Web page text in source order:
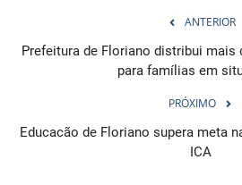
ANTERIOR
Prefeitura de Floriano distribui mais
para famílias em
PRÓXIMO
Educacão de Floriano supera meta
ICA